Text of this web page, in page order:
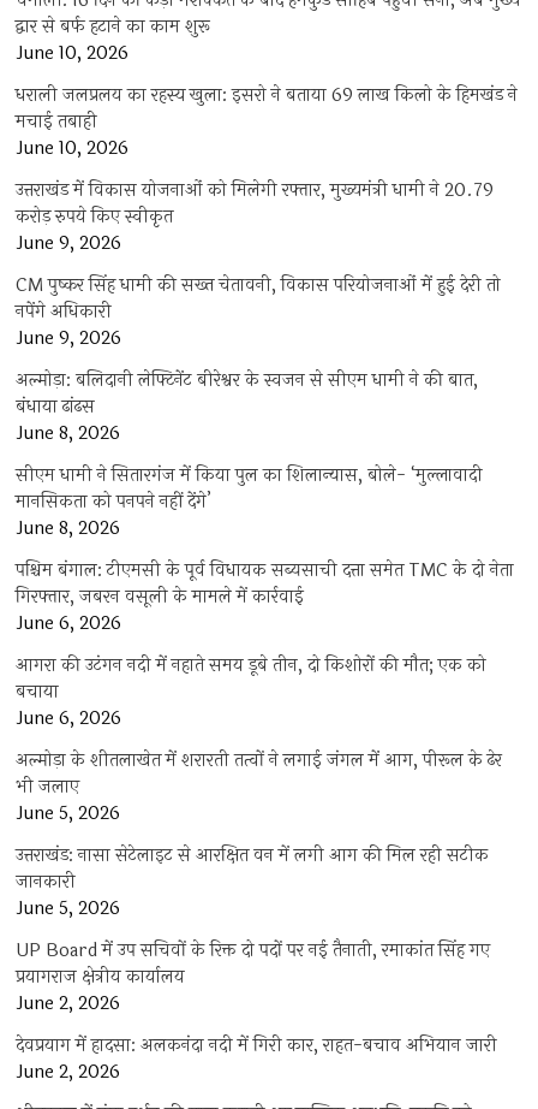
द्वार से बर्फ हटाने का काम शुरू
June 10, 2026
धराली जलप्रलय का रहस्य खुला: इसरो ने बताया 69 लाख किलो के हिमखंड ने
मचाई तबाही
June 10, 2026
उत्तराखंड में विकास योजनाओं को मिलेगी रफ्तार, मुख्यमंत्री धामी ने 20.79
करोड़ रुपये किए स्वीकृत
June 9, 2026
CM पुष्कर सिंह धामी की सख्त चेतावनी, विकास परियोजनाओं में हुई देरी तो
नपेंगे अधिकारी
June 9, 2026
अल्मोड़ा: बलिदानी लेफ्टिनेंट बीरेश्वर के स्वजन से सीएम धामी ने की बात,
बंधाया ढांढस
June 8, 2026
सीएम धामी ने सितारगंज में किया पुल का शिलान्यास, बोले- ‘मुल्लावादी
मानसिकता को पनपने नहीं देंगे’
June 8, 2026
पश्चिम बंगाल: टीएमसी के पूर्व विधायक सब्यसाची दत्ता समेत TMC के दो नेता
गिरफ्तार, जबरन वसूली के मामले में कार्रवाई
June 6, 2026
आगरा की उटंगन नदी में नहाते समय डूबे तीन, दो किशोरों की मौत; एक को
बचाया
June 6, 2026
अल्मोड़ा के शीतलाखेत में शरारती तत्वों ने लगाई जंगल में आग, पीरूल के ढेर
भी जलाए
June 5, 2026
उत्तराखंड: नासा सेटेलाइट से आरक्षित वन में लगी आग की मिल रही सटीक
जानकारी
June 5, 2026
UP Board में उप सचिवों के रिक्त दो पदों पर नई तैनाती, रमाकांत सिंह गए
प्रयागराज क्षेत्रीय कार्यालय
June 2, 2026
देवप्रयाग में हादसा: अलकनंदा नदी में गिरी कार, राहत-बचाव अभियान जारी
June 2, 2026